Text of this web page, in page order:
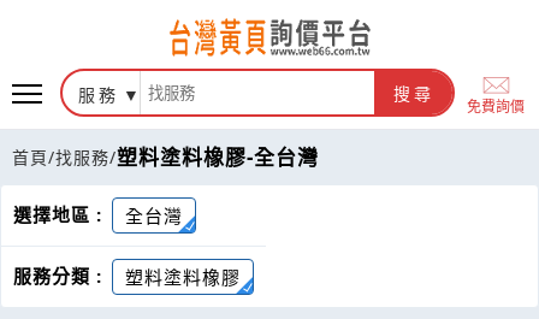
服務 搜尋
免費詢價
首頁/找服務/塑料塗料橡膠-全台灣
選擇地區 : 全台灣
服務分類 : 塑料塗料橡膠